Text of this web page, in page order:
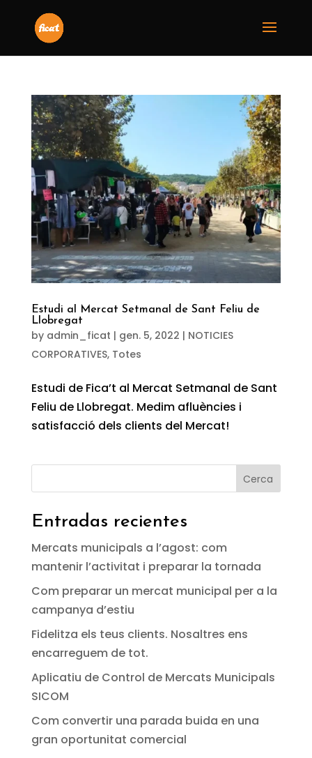
Estudi al Mercat Setmanal de Sant Feliu de
Llobregat
by admin_ficat | gen. 5, 2022 | NOTICIES
CORPORATIVES, Totes
Estudi de Fica’t al Mercat Setmanal de Sant
Feliu de Llobregat. Medim afluències i
satisfacció dels clients del Mercat!
Cerca
Entradas recientes
Mercats municipals a l’agost: com
mantenir l’activitat i preparar la tornada
Com preparar un mercat municipal per a la
campanya d’estiu
Fidelitza els teus clients. Nosaltres ens
encarreguem de tot.
Aplicatiu de Control de Mercats Municipals
SICOM
Com convertir una parada buida en una
gran oportunitat comercial